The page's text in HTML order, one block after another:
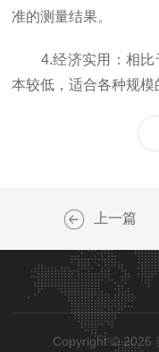
准的测量结果。
4.经济实用：相比
本较低，适合各种规模
上一篇
Copyright © 2026